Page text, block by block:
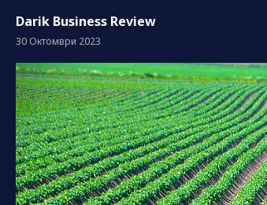
Darik Business Review
30 Октомври 2023